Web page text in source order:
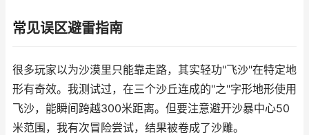
常见误区避雷指南
很多玩家以为沙漠里只能靠走路，其实轻功"飞沙"在特定地
形有奇效。我测试过，在三个沙丘连成的"之"字形地形使用
飞沙，能瞬间跨越300米距离。但要注意避开沙暴中心50
米范围，我有次冒险尝试，结果被卷成了沙雕。